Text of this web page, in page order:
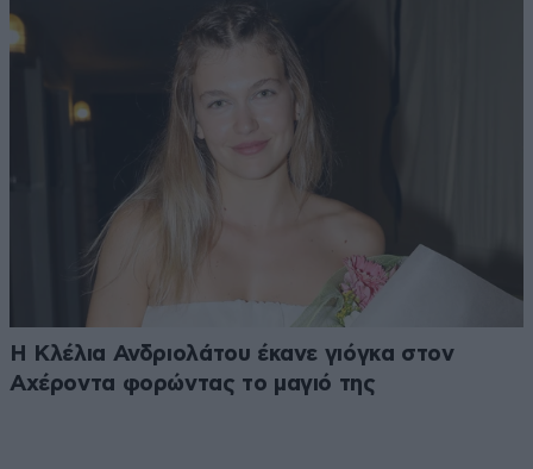
Η Κλέλια Ανδριολάτου έκανε γιόγκα στον
Αχέροντα φορώντας το μαγιό της